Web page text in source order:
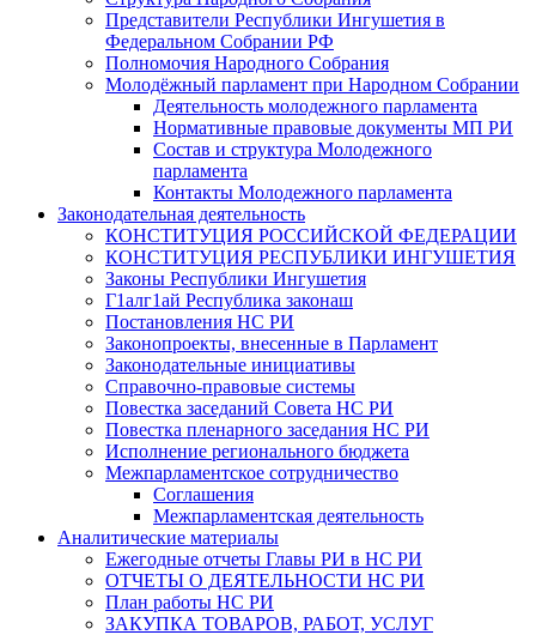
Представители Республики Ингушетия в
Федеральном Собрании РФ
Полномочия Народного Собрания
Молодёжный парламент при Народном Собрании
Деятельность молодежного парламента
Нормативные правовые документы МП РИ
Состав и структура Молодежного
парламента
Контакты Молодежного парламента
Законодательная деятельность
КОНСТИТУЦИЯ РОССИЙСКОЙ ФЕДЕРАЦИИ
КОНСТИТУЦИЯ РЕСПУБЛИКИ ИНГУШЕТИЯ
Законы Республики Ингушетия
Г1алг1ай Республика законаш
Постановления НС РИ
Законопроекты, внесенные в Парламент
Законодательные инициативы
Справочно-правовые системы
Повестка заседаний Совета НС РИ
Повестка пленарного заседания НС РИ
Исполнение регионального бюджета
Межпарламентское сотрудничество
Соглашения
Межпарламентская деятельность
Аналитические материалы
Ежегодные отчеты Главы РИ в НС РИ
ОТЧЕТЫ О ДЕЯТЕЛЬНОСТИ НС РИ
План работы НС РИ
ЗАКУПКА ТОВАРОВ, РАБОТ, УСЛУГ